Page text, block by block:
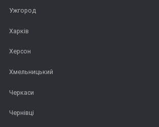
Ужгород
Харків
Херсон
Хмельницький
Черкаси
Чернівці